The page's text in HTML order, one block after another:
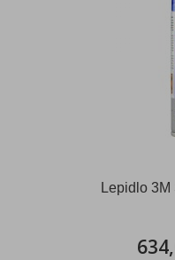
Lepidlo 3M